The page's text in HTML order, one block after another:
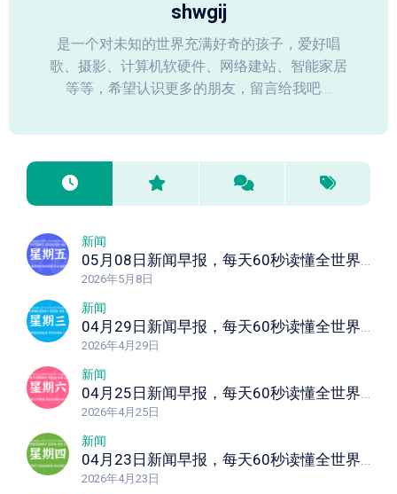
shwgij
是一个对未知的世界充满好奇的孩子，爱好唱
歌、摄影、计算机软硬件、网络建站、智能家居
等等，希望认识更多的朋友，留言给我吧...
新闻
05月08日新闻早报，每天60秒读懂全世界！
2026年5月8日
新闻
04月29日新闻早报，每天60秒读懂全世界！
2026年4月29日
新闻
04月25日新闻早报，每天60秒读懂全世界！
2026年4月25日
新闻
04月23日新闻早报，每天60秒读懂全世界！
2026年4月23日